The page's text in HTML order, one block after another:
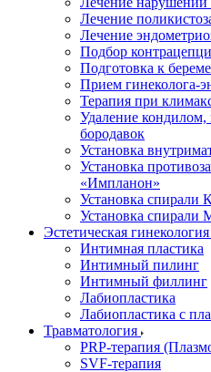
Лечение
Лечение
Подбор
Подготовка к
Прием гинеколога-
Терапия при
Удаление
бородавок
Установка
Установка
«Импланон»
Установка спирали
Установка спирали
Эстетическая гинекология
Интимная пластика
Интимный пилинг
Интимный филлинг
Лабиопластика
Лабиопластика с
Травматология
PRP-терапия
SVF-терапия